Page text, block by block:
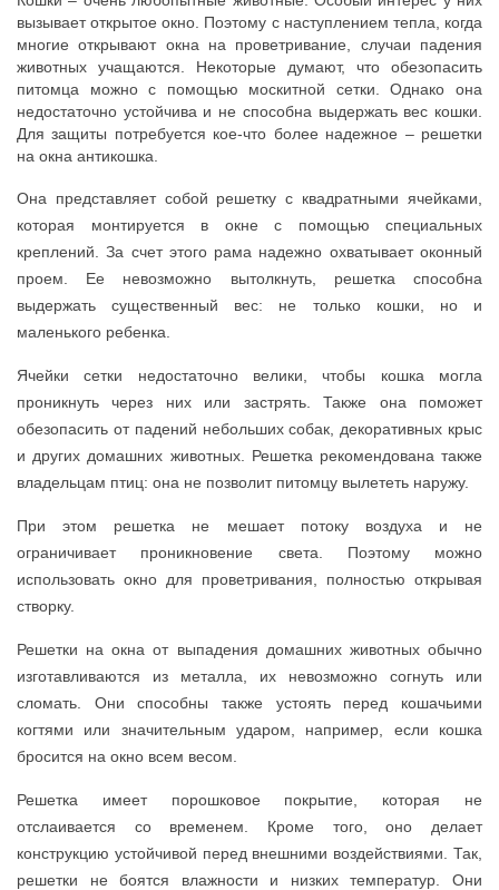
вызывает открытое окно. Поэтому с наступлением тепла, когда
многие открывают окна на проветривание, случаи падения
животных учащаются. Некоторые думают, что обезопасить
питомца можно с помощью москитной сетки. Однако она
недостаточно устойчива и не способна выдержать вес кошки.
Для защиты потребуется кое-что более надежное – решетки
на окна антикошка.
Она представляет собой решетку с квадратными ячейками,
которая монтируется в окне с помощью специальных
креплений. За счет этого рама надежно охватывает оконный
проем. Ее невозможно вытолкнуть, решетка способна
выдержать существенный вес: не только кошки, но и
маленького ребенка.
Ячейки сетки недостаточно велики, чтобы кошка могла
проникнуть через них или застрять. Также она поможет
обезопасить от падений небольших собак, декоративных крыс
и других домашних животных. Решетка рекомендована также
владельцам птиц: она не позволит питомцу вылететь наружу.
При этом решетка не мешает потоку воздуха и не
ограничивает проникновение света. Поэтому можно
использовать окно для проветривания, полностью открывая
створку.
Решетки на окна от выпадения домашних животных обычно
изготавливаются из металла, их невозможно согнуть или
сломать. Они способны также устоять перед кошачьими
когтями или значительным ударом, например, если кошка
бросится на окно всем весом.
Решетка имеет порошковое покрытие, которая не
отслаивается со временем. Кроме того, оно делает
конструкцию устойчивой перед внешними воздействиями. Так,
решетки не боятся влажности и низких температур. Они